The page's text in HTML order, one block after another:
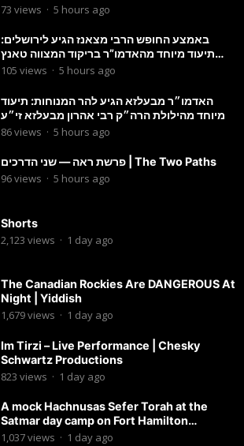
73 views · 5 hours ago
באמצע החופש הרבי מצאנז הגיע לירושלים:
תיעוד מיוחד מהאדמו”ר בריקוד המצווה טאנץ
בשמחת בית סטרפקוב
105 views · 5 hours ago
האדמו״ר מבעלזא הגיע להר המנוחות: תיעוד
מיוחד מהילולת הרה״ק רבי אהרון מבעלזא זי״ע
86views · 5 hours ago
פרשת ראה — שני הדרכים | The Two Paths
96views · 5 hours ago
Shorts
2,123 views · 1 day ago
The Canadian Rockies Are DANGEROUS At
Night | Yiddish
1,679views · 1 day ago
Im Tirzi – Live Performance | Chesky
Schwartz Productions
823 views · 1 day ago
A mock Hachnusas Sefer Torah at the
Satmar day camp on Fort Hamilton
Parkway.
1,037views · 1 day ago